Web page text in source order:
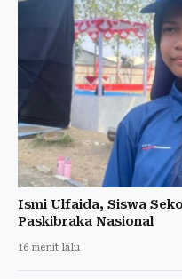
Ismi Ulfaida, Siswa
Paskibraka Nasional
16 menit lalu